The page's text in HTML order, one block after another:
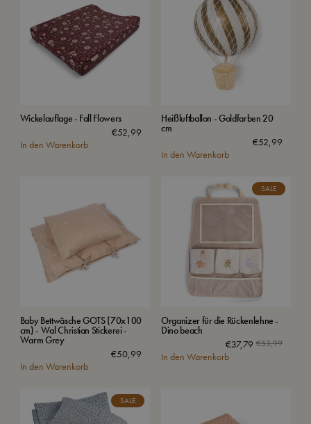
Wickelauflage - Fall Flowers
€52,99
In den Warenkorb
Heißluftballon - Goldfarben 20
cm
€52,99
In den Warenkorb
Baby Bettwäsche GOTS (70x100
cm) - Wal Christian Stickerei -
Warm Grey
€50,99
In den Warenkorb
SALE
Organizer für die Rückenlehne -
Dino beach
€53,99
€37,79
In den Warenkorb
SALE